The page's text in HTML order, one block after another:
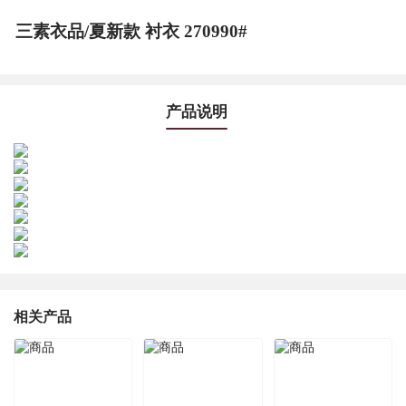
三素衣品/夏新款 衬衣 270990#
产品说明
相关产品